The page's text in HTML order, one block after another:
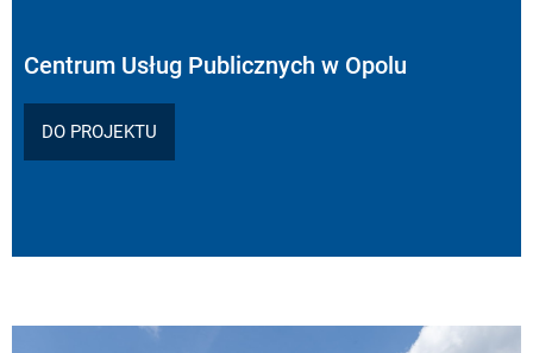
Centrum Usług Publicznych w Opolu
DO PROJEKTU